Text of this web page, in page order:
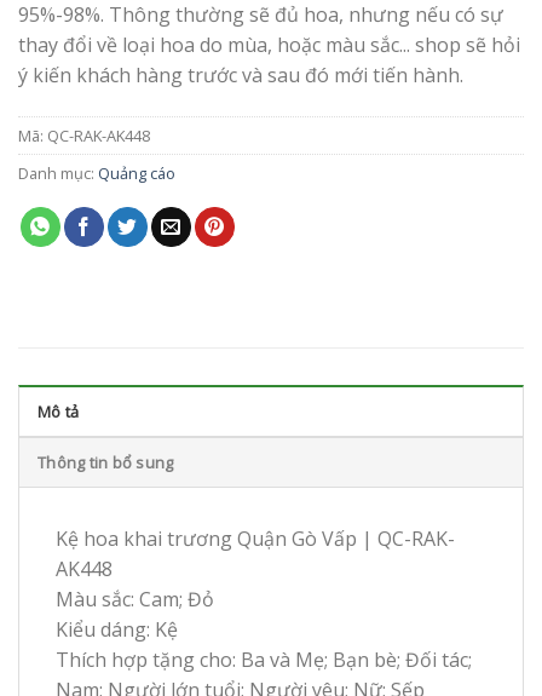
95%-98%. Thông thường sẽ đủ hoa, nhưng nếu có sự
thay đổi về loại hoa do mùa, hoặc màu sắc... shop sẽ hỏi
ý kiến khách hàng trước và sau đó mới tiến hành.
Mã: QC-RAK-AK448
Danh mục: Quảng cáo
Mô tả
Thông tin bổ sung
Kệ hoa khai trương Quận Gò Vấp | QC-RAK-
AK448
Màu sắc: Cam; Đỏ
Kiểu dáng: Kệ
Thích hợp tặng cho: Ba và Mẹ; Bạn bè; Đối tác;
Nam; Người lớn tuổi; Người yêu; Nữ; Sếp